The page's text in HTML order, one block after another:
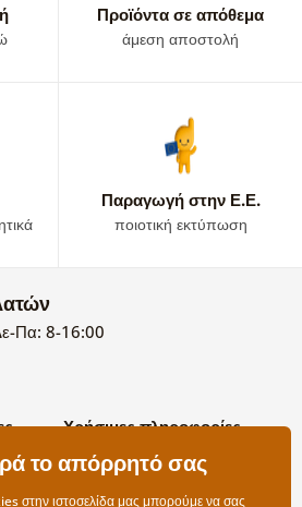
Προϊόντα σε απόθεμα
άμεση αποστολή
Παραγωγή στην Ε.Ε.
ποιοτική εκτύπωση
Πα: 8-16:00
Χρήσιμες πληροφορίες
Σχετικά με εμάς
Συχνές Ερωτήσεις
Επικοινωνία
το απόρρητό σας
στην ιστοσελίδα μας μπορούμε να σας